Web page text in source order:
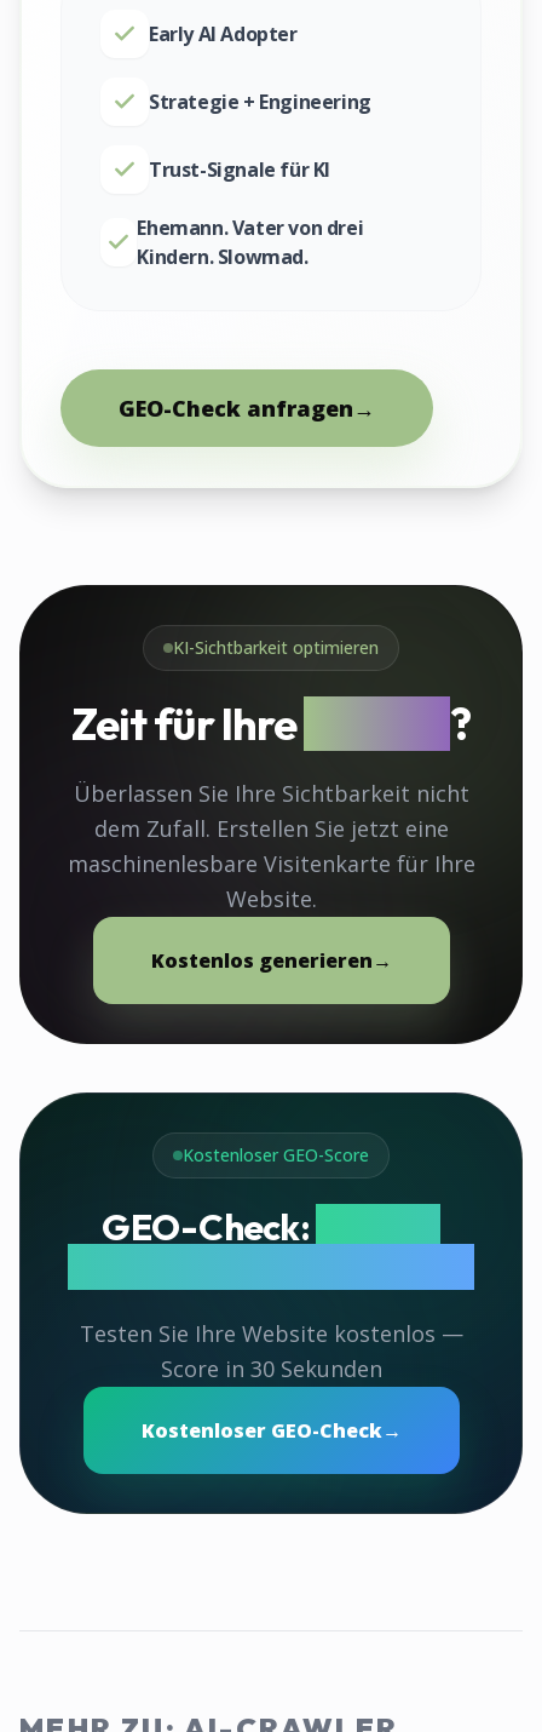
Early AI Adopter
Strategie + Engineering
Trust-Signale für KI
Ehemann. Vater von drei
Kindern. Slowmad.
GEO-Check anfragen→
KI-Sichtbarkeit optimieren
Zeit für Ihre ?
Überlassen Sie Ihre Sichtbarkeit nicht
dem Zufall. Erstellen Sie jetzt eine
maschinenlesbare Visitenkarte für Ihre
Website.
Kostenlos generieren→
Kostenloser GEO-Score
GEO-Check:
Testen Sie Ihre Website kostenlos —
Score in 30 Sekunden
Kostenloser GEO-Check→